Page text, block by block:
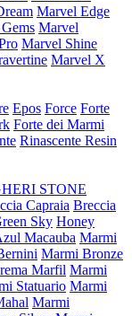
Marvel Edge
Marvel
Marvel Shine
Marvel X
Epos Force Forte
Forte dei Marmi
Rinascente Resin
STONE
Capraia Breccia
Sky Honey
Macauba Marmi
Marmi Bronze
Marfil Marmi
Statuario Marmi
Marmi